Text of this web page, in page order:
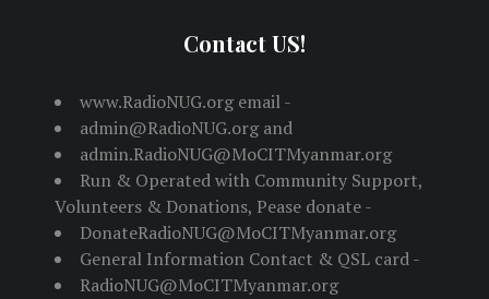
Contact US!
www.RadioNUG.org email -
admin@RadioNUG.org and
admin.RadioNUG@MoCITMyanmar.org
Run & Operated with Community Support,
Volunteers & Donations, Pease donate -
DonateRadioNUG@MoCITMyanmar.org
General Information Contact & QSL card -
RadioNUG@MoCITMyanmar.org